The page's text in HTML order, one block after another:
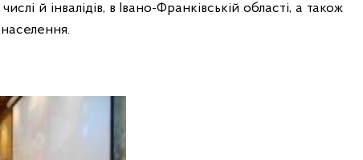
й інвалідів, в Івано-Франківській області, а також